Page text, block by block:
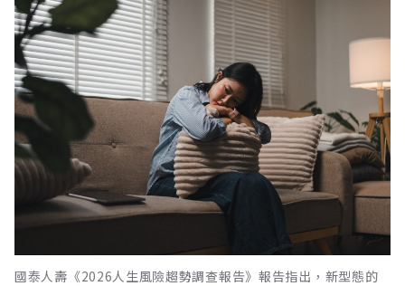
國泰人壽《2026人生風險趨勢調查報告》報告指出，新型態的